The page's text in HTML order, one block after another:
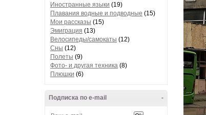
Иностранные языки (19)
Плавания водные и подводные (15)
Мои рассказы (15)
Эмиграция (13)
Велосипеды/самокаты (12)
Сны (12)
Полеты (9)
Фото- и другая техника (8)
Плюшки (6)
-
Подписка по e-mail